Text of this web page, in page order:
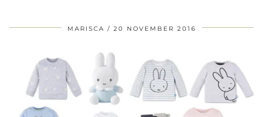
MARISCA 20 NOVEMBER 2016